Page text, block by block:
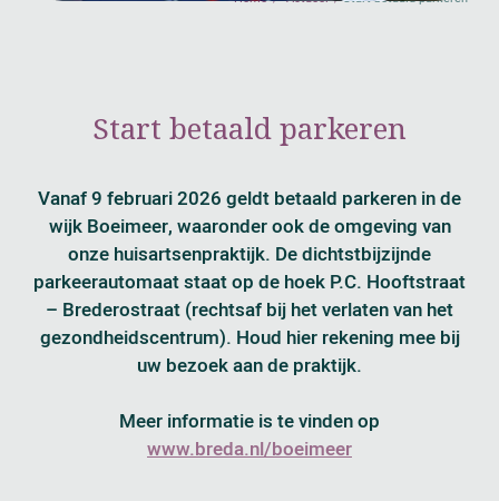
Start betaald parkeren
Vanaf 9 februari 2026 geldt betaald parkeren in de
wijk Boeimeer, waaronder ook de omgeving van
onze huisartsenpraktijk. De dichtstbijzijnde
parkeerautomaat staat op de hoek P.C. Hooftstraat
– Brederostraat (rechtsaf bij het verlaten van het
gezondheidscentrum). Houd hier rekening mee bij
uw bezoek aan de praktijk.
Meer informatie is te vinden op
www.breda.nl/boeimeer